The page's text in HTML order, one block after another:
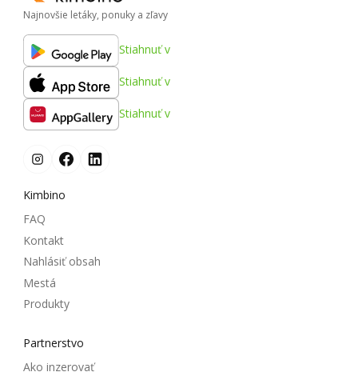
Najnovšie letáky, ponuky a zľavy
Stiahnuť v
Stiahnuť v
Stiahnuť v
Kimbino
FAQ
Kontakt
Nahlásiť obsah
Mestá
Produkty
Partnerstvo
Ako inzerovať